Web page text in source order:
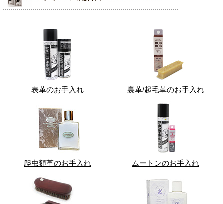
表革のお手入れ 裏革/起毛革のお手入れ
爬虫類革のお手入れ ムートンのお手入れ